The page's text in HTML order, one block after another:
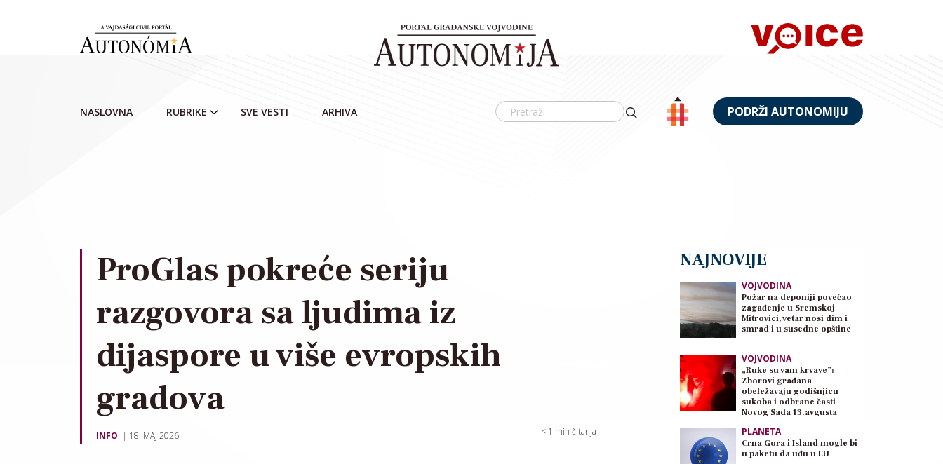
NASLOVNA RUBRIKE SVE VESTI ARHIVA PODRŽI AUTONOMIJU
ProGlas pokreće seriju
razgovora sa ljudima iz
dijaspore u više evropskih
gradova
INFO 18. MAJ 2026. < 1 min čitanja
NAJNOVIJE
VOJVODINA
Požar na deponiji povećao
zagađenje u Sremskoj
Mitrovici, vetar nosi dim i
smrad i u susedne opštine
VOJVODINA
„Ruke su vam krvave”:
Zborovi građana
obeležavaju godišnjicu
sukoba i odbrane časti
Novog Sada 13.avgusta
PLANETA
Crna Gora i Island mogle bi
u paketu da uđu u EU